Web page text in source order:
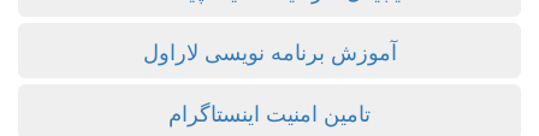
آموزش برنامه نویسی لاراول
تامین امنیت اینستاگرام